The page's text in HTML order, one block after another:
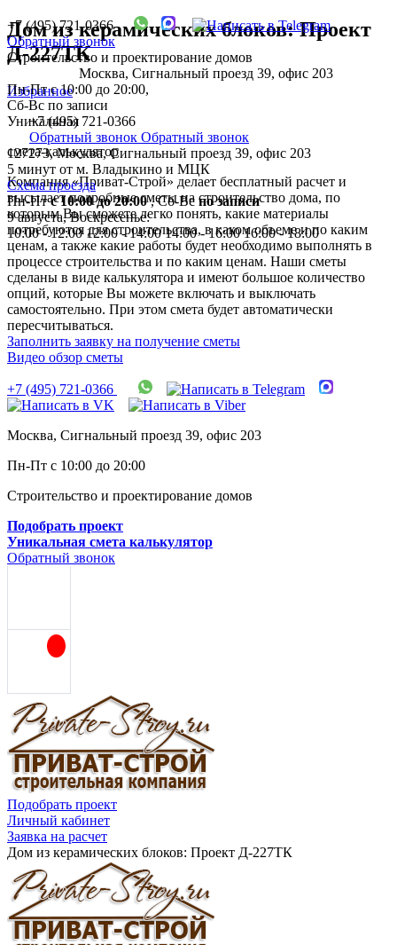
+7 (495) 721-0366
Обратный звонок
Строительство и проектирование домов
Москва, Сигнальный проезд 39, офис 203
Пн-Пт с 10:00 до 20:00,
Сб-Вс по записи
+7 (495) 721-0366
Обратный звонок Обратный звонок
127273, Москва, Сигнальный проезд 39, офис 203
5 минут от м. Владыкино и МЦК
Схема проезда
Пн-Птс 10:00 до 20:00,Сб-Вс по записи
9 августа, Воскресенье:
10:00 - 12:00 12:00 - 14:00 14:00 - 16:00 16:00 - 18:00
Дом из керамических блоков: Проект
Д-227ТК
Избранное
Уникальная
смета-калькулятор
Компания «Приват-Строй» делает бесплатный расчет и
высылает подробные сметы на строительство дома, по
которым Вы сможете легко понять, какие материалы
потребуются для строительства, в каком объеме и по каким
ценам, а также какие работы будет необходимо выполнять в
процессе строительства и по каким ценам. Наши сметы
сделаны в виде калькулятора и имеют большое количество
опций, которые Вы можете включать и выключать
самостоятельно. При этом смета будет автоматически
пересчитываться.
Заполнить заявку на получение сметы
Видео обзор сметы
+7 (495) 721-0366
Москва, Сигнальный проезд 39, офис 203
Пн-Пт с 10:00 до 20:00
Строительство и проектирование домов
Подобрать проект
Уникальная смета калькулятор
Обратный звонок
Подобрать проект
Личный кабинет
Заявка на расчет
Дом из керамических блоков: Проект Д-227ТК